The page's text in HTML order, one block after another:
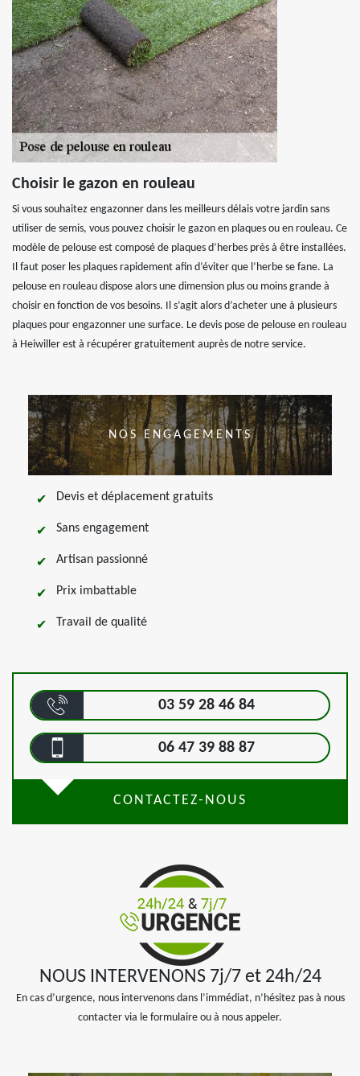
Choisir le gazon en rouleau
Si vous souhaitez engazonner dans les meilleurs délais votre jardin sans
utiliser de semis, vous pouvez choisir le gazon en plaques ou en rouleau. Ce
modèle de pelouse est composé de plaques d’herbes près à être installées.
Il faut poser les plaques rapidement afin d’éviter que l’herbe se fane. La
pelouse en rouleau dispose alors une dimension plus ou moins grande à
choisir en fonction de vos besoins. Il s’agit alors d’acheter une à plusieurs
plaques pour engazonner une surface. Le devis pose de pelouse en rouleau
à Heiwiller est à récupérer gratuitement auprès de notre service.
NOS ENGAGEMENTS
Devis et déplacement gratuits
Sans engagement
Artisan passionné
Prix imbattable
Travail de qualité
03 59 28 46 84
06 47 39 88 87
CONTACTEZ-NOUS
NOUS INTERVENONS 7j/7 et 24h/24
En cas d’urgence, nous intervenons dans l’immédiat, n’hésitez pas à nous
contacter via le formulaire ou à nous appeler.